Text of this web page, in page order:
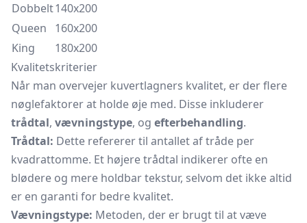
Dobbelt140x200
Queen
160x200
King
180x200
Kvalitetskriterier
Når man overvejer kuvertlagners kvalitet, er der flere
nøglefaktorer at holde øje med. Disse inkluderer
trådtal, vævningstype, og efterbehandling.
Trådtal: Dette refererer til antallet af tråde per
kvadrattomme. Et højere trådtal indikerer ofte en
blødere og mere holdbar tekstur, selvom det ikke altid
er en garanti for bedre kvalitet.
Vævningstype: Metoden, der er brugt til at væve